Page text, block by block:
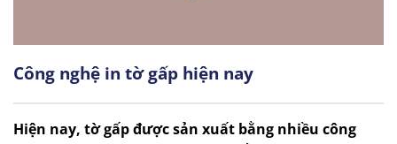
Công nghệ in tờ gấp hiện nay
Hiện nay, tờ gấp được sản xuất bằng nhiều công